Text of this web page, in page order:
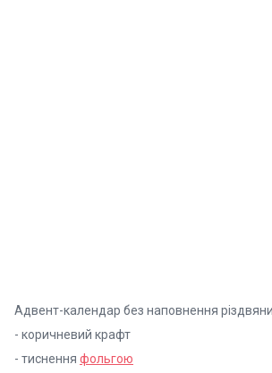
Адвент-календар без наповнення
- коричневий крафт
- тиснення фольгою